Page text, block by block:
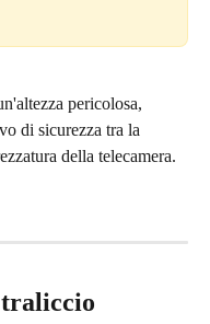
pericolosa,
di sicurezza tra la
della telecamera.
traliccio